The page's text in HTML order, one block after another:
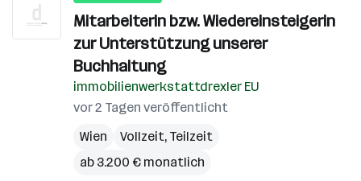
Mitarbeiterin bzw. Wiedereinsteigerin
zur Unterstützung unserer
Buchhaltung
immobilienwerkstattdrexler EU
vor 2 Tagen veröffentlicht
Wien
Vollzeit, Teilzeit
ab 3.200 € monatlich